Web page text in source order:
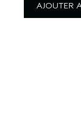
AJOUTER